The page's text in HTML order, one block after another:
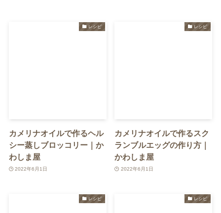
レシピ
カメリナオイルで作るヘル
シー蒸しブロッコリー｜か
わしま屋
2022年6月1日
レシピ
カメリナオイルで作るスク
ランブルエッグの作り方｜
かわしま屋
2022年6月1日
レシピ レシピ